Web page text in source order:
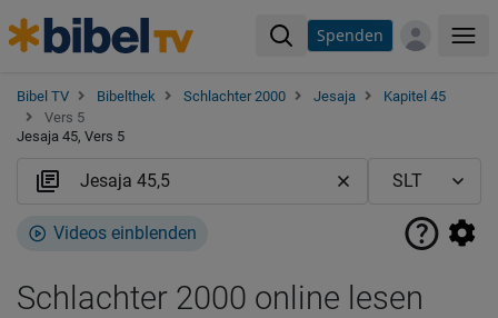
Spenden
Bibel TV Bibelthek Schlachter 2000 Jesaja
Kapitel 45
Vers 5
Jesaja 45, Vers 5
Videos einblenden
Schlachter 2000 online lesen